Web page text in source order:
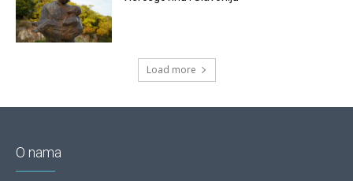
Load more
O nama